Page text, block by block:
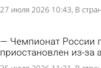
27 июля 2026 10:43 В
Чемпионат России
приостановлен из-